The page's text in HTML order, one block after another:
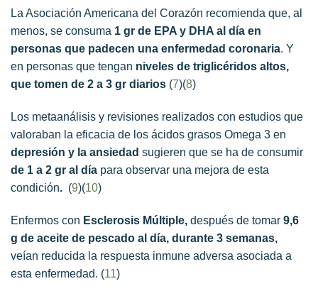
La Asociación Americana del Corazón recomienda que, al
menos, se consuma 1 gr de EPA y DHA al día en
personas que padecen una enfermedad coronaria. Y
en personas que tengan niveles de triglicéridos altos,
que tomen de 2 a 3 gr diarios (7)(8)
Los metaanálisis y revisiones realizados con estudios que
valoraban la eficacia de los ácidos grasos Omega 3 en
depresión y la ansiedad sugieren que se ha de consumir
de 1 a 2 gr al día para observar una mejora de esta
condición. (9)(10)
Enfermos con Esclerosis Múltiple, después de tomar 9,6
g de aceite de pescado al día, durante 3 semanas,
veían reducida la respuesta inmune adversa asociada a
esta enfermedad. (11)